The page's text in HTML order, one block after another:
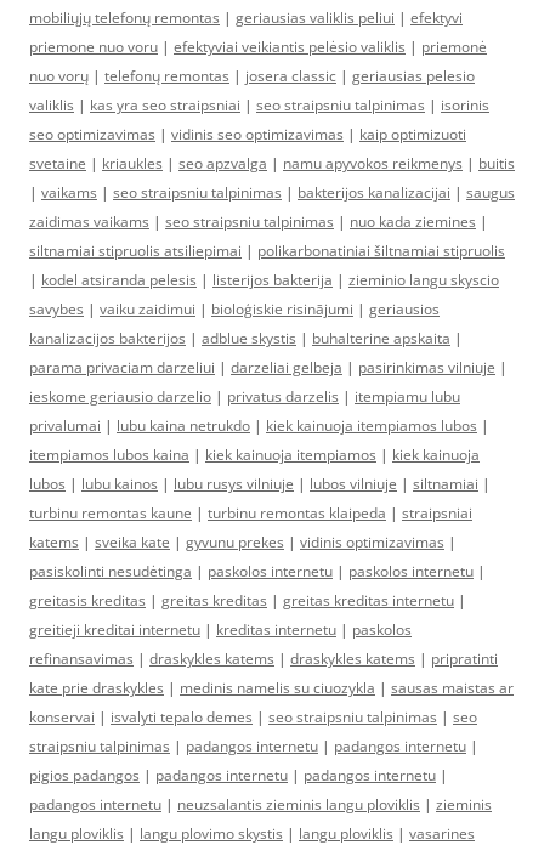
mobiliųjų telefonų remontas | geriausias valiklis peliui | efektyvi
priemone nuo voru | efektyviai veikiantis pelėsio valiklis | priemonė
nuo vorų | telefonų remontas | josera classic | geriausias pelesio
valiklis | kas yra seo straipsniai | seo straipsniu talpinimas | isorinis
seo optimizavimas | vidinis seo optimizavimas | kaip optimizuoti
svetaine | kriaukles | seo apzvalga | namu apyvokos reikmenys | buitis
| vaikams | seo straipsniu talpinimas | bakterijos kanalizacijai | saugus
zaidimas vaikams | seo straipsniu talpinimas | nuo kada ziemines |
siltnamiai stipruolis atsiliepimai | polikarbonatiniai šiltnamiai stipruolis
| kodel atsiranda pelesis | listerijos bakterija | zieminio langu skyscio
savybes | vaiku zaidimui | bioloģiskie risinājumi | geriausios
kanalizacijos bakterijos | adblue skystis | buhalterine apskaita |
parama privaciam darzeliui | darzeliai gelbeja | pasirinkimas vilniuje |
ieskome geriausio darzelio | privatus darzelis | itempiamu lubu
privalumai | lubu kaina netrukdo | kiek kainuoja itempiamos lubos |
itempiamos lubos kaina | kiek kainuoja itempiamos | kiek kainuoja
lubos | lubu kainos | lubu rusys vilniuje | lubos vilniuje | siltnamiai |
turbinu remontas kaune | turbinu remontas klaipeda | straipsniai
katems | sveika kate | gyvunu prekes | vidinis optimizavimas |
pasiskolinti nesudėtinga | paskolos internetu | paskolos internetu |
greitasis kreditas | greitas kreditas | greitas kreditas internetu |
greitieji kreditai internetu | kreditas internetu | paskolos
refinansavimas | draskykles katems | draskykles katems | pripratinti
kate prie draskykles | medinis namelis su ciuozykla | sausas maistas ar
konservai | isvalyti tepalo demes | seo straipsniu talpinimas | seo
straipsniu talpinimas | padangos internetu | padangos internetu |
pigios padangos | padangos internetu | padangos internetu |
padangos internetu | neuzsalantis zieminis langu ploviklis | zieminis
langu ploviklis | langu plovimo skystis | langu ploviklis | vasarines